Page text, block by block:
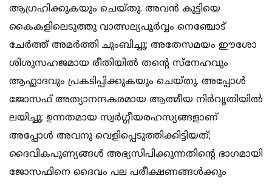
ആഗ്രഹിക്കുകയും ചെയ്തു. അവൻ കുട്ടിയെ
കൈകളിലെടുത്തു വാത്സല്യപൂർവ്വം നെഞ്ചോട്
ചേർത്ത് അമർത്തി ചുംബിച്ചു; അതേസമയം ഈശോ
ശിശുസഹജമായ രീതിയിൽ തന്റെ സ്നേഹവും
ആഹ്ലാദവും പ്രകടിപ്പിക്കുകയും ചെയ്തു. അപ്പോൾ
ജോസഫ് അത്യാനന്ദകരമായ ആത്മീയ നിർവൃതിയിൽ
ലയിച്ചു; ഉന്നതമായ സ്വർഗ്ഗീയരഹസ്യങ്ങളാണ്
അപ്പോൾ അവനു വെളിപ്പെടുത്തിക്കിട്ടിയത്;
ദൈവികപുണ്യങ്ങൾ അഭ്യസിപിക്കുന്നതിന്റെ ഭാഗമായി
ജോസഫിനെ ദൈവം പല പരീക്ഷണങ്ങൾക്കും